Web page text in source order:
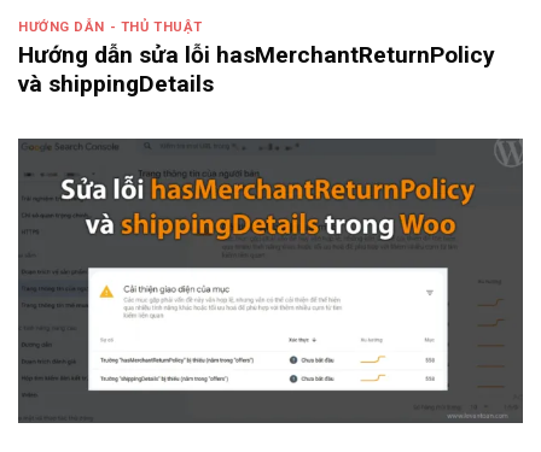
HƯỚNG DẪN - THỦ THUẬT
Hướng dẫn sửa lỗi hasMerchantReturnPolicy
và shippingDetails